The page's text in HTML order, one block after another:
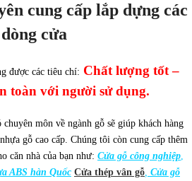
cung cấp lắp dựng các
dòng cửa
được các tiêu chí: Chất lượng tốt –
toàn với người sử dụng.
môn về ngành gỗ sẽ giúp khách hàng
gỗ cao cấp. Chúng tôi còn cung cấp thêm
căn nhà của bạn như: Cửa gỗ công nghiệp,
ABS hàn Quốc Cửa thép vân gỗ, Cửa gỗ